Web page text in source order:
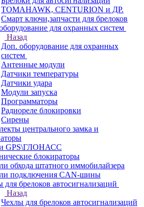
TOMAHAWK, CENTURION и ДР.
Смарт ключи,запчасти для брелоков
для охранных систем
Назад
Доп. оборудование для охранных
систем
Антенные модули
Датчики температуры
Датчики удара
Модули запуска
Программаторы
Радиореле блокировки
Сирены
центрального замка и
GPS\ГЛОНАСС
блокираторы
обхода штатного иммобилайзера
подключения CAN-шины
для брелоков автосигнализаций
Назад
Чехлы для брелоков автосигнализаций